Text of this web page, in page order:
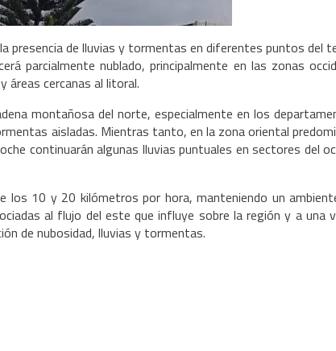
presencia de lluvias y tormentas en diferentes puntos del
parcialmente nublado, principalmente en las zonas
áreas cercanas al litoral.
montañosa del norte, especialmente en los
aisladas. Mientras tanto, en la zona oriental
continuarán algunas lluvias puntuales en sectores del
10 y 20 kilómetros por hora, manteniendo un
al flujo del este que influye sobre la región y a una
de nubosidad, lluvias y tormentas.